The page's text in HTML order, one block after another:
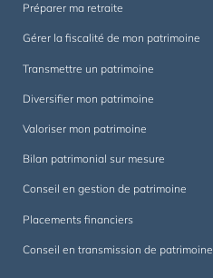
Préparer ma retraite
Gérer la fiscalité de mon patrimoine
Transmettre un patrimoine
Diversifier mon patrimoine
Valoriser mon patrimoine
Bilan patrimonial sur mesure
Conseil en gestion de patrimoine
Placements financiers
Conseil en transmission de patrimoine